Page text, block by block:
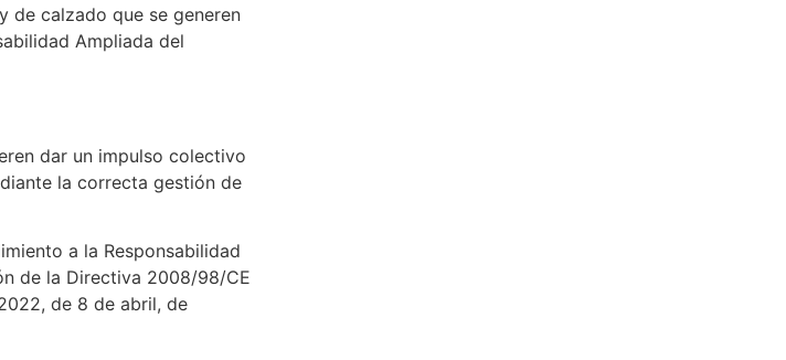
de calzado que se generen
Ampliada del
dar un impulso colectivo
la correcta gestión de
a la Responsabilidad
de la Directiva 2008/98/CE
de 8 de abril, de